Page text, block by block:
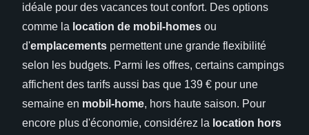
idéale pour des vacances tout confort. Des options
comme la location de mobil-homes ou
d'emplacements permettent une grande flexibilité
selon les budgets. Parmi les offres, certains campings
affichent des tarifs aussi bas que 139 € pour une
semaine en mobil-home, hors haute saison. Pour
encore plus d'économie, considérez la location hors